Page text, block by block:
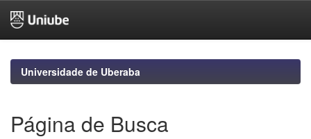
navigationUniversidade de Uberaba
Página de Busca